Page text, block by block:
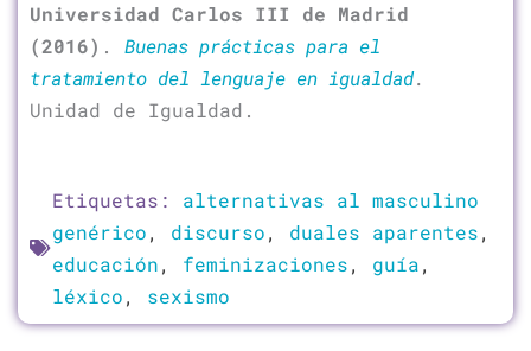
Universidad Carlos III de Madrid
(2016) . Buenas prácticas para el
tratamiento del lenguaje en igualdad.
Unidad de Igualdad.
Etiquetas: alternativas al masculino
genérico, discurso, duales aparentes,
educación, feminizaciones, guía,
léxico, sexismo